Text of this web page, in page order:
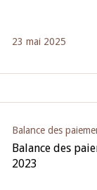
23 mai 2025
Balance des
Balance des
2023